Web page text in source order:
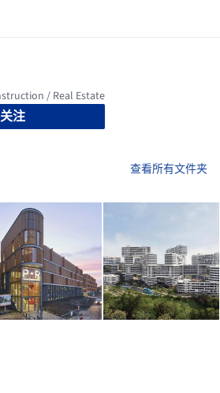
关注
查看所有文件夹